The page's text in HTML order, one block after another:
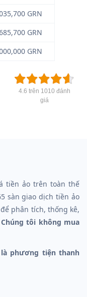
GRN
GRN
GRN
4.6 trên 1010 đánh
giá
tiền ảo trên toàn thế
sàn giao dịch tiền ảo
phân tích, thống kê,
Chúng tôi không mua
phương tiện thanh